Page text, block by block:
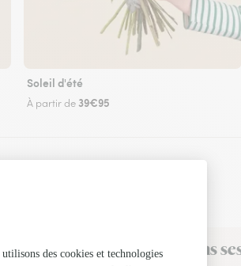
Soleil d'été
À partir de 39€95
près-Masevaux et dans